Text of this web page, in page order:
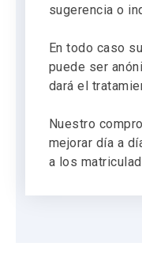
sugerencia o
En todo caso
puede ser
dará el
Nuestro
mejorar día a
a los